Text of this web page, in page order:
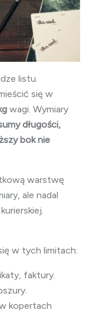
listu.
się w
wagi. Wymiary
długości,
bok nie
warstwę
ale nadal
w tych limitach:
faktury.
kopertach